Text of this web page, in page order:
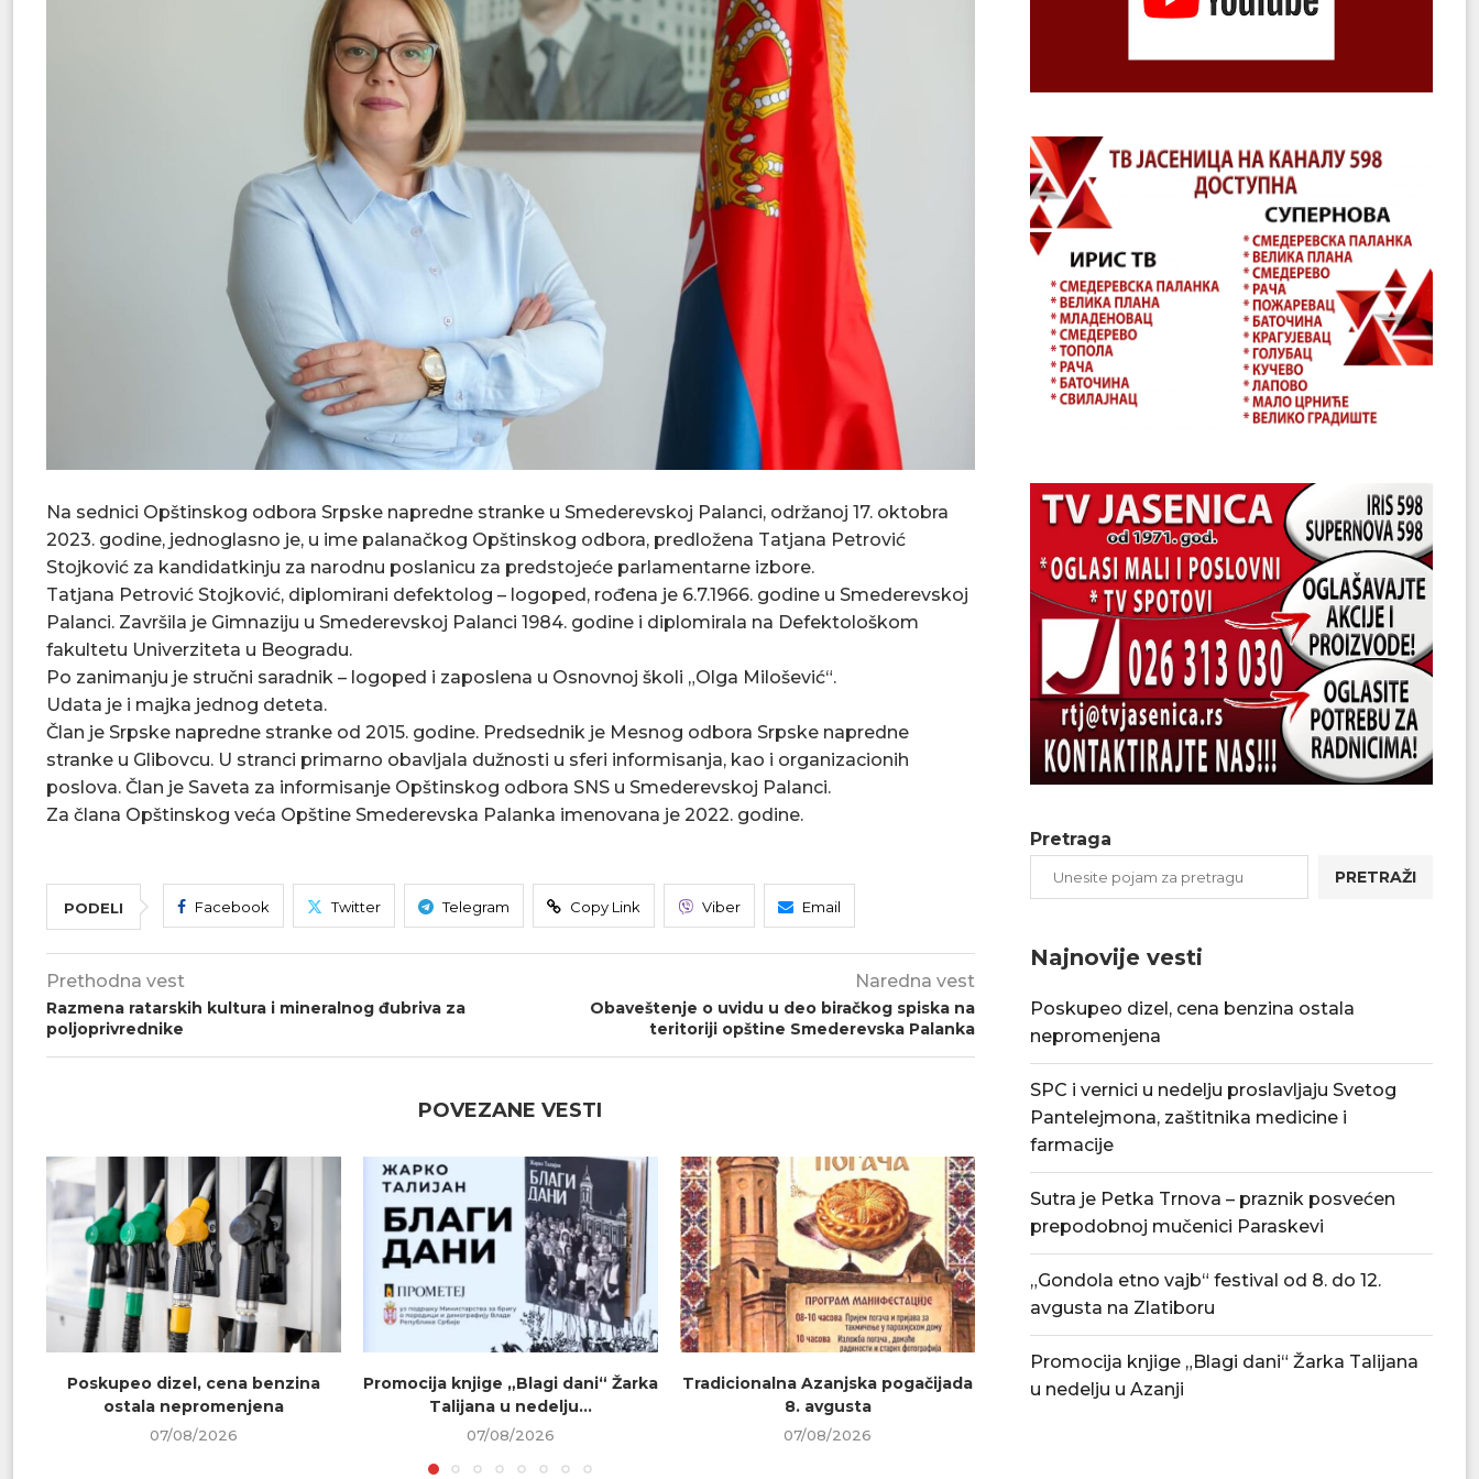
Na sednici Opštinskog odbora Srpske napredne stranke u Smederevskoj Palanci, održanoj 17. oktobra
2023. godine, jednoglasno je, u ime palanačkog Opštinskog odbora, predložena Tatjana Petrović
Stojković za kandidatkinju za narodnu poslanicu za predstojeće parlamentarne izbore.
Tatjana Petrović Stojković, diplomirani defektolog – logoped, rođena je 6.7.1966. godine u Smederevskoj
Palanci. Završila je Gimnaziju u Smederevskoj Palanci 1984. godine i diplomirala na Defektološkom
fakultetu Univerziteta u Beogradu.
Po zanimanju je stručni saradnik – logoped i zaposlena u Osnovnoj školi „Olga Milošević“.
Udata je i majka jednog deteta.
Član je Srpske napredne stranke od 2015. godine. Predsednik je Mesnog odbora Srpske napredne
stranke u Glibovcu. U stranci primarno obavljala dužnosti u sferi informisanja, kao i organizacionih
poslova. Član je Saveta za informisanje Opštinskog odbora SNS u Smederevskoj Palanci.
Za člana Opštinskog veća Opštine Smederevska Palanka imenovana je 2022. godine.
PODELI Facebook Twitter Telegram Copy Link Viber Email
Prethodna vest
Razmena ratarskih kultura i mineralnog đubriva za
poljoprivrednike
Naredna vest
Obaveštenje o uvidu u deo biračkog spiska na
teritoriji opštine Smederevska Palanka
POVEZANE VESTI
Poskupeo dizel, cena benzina
ostala nepromenjena
07/08/2026
Promocija knjige „Blagi dani“ Žarka
Talijana u nedelju...
07/08/2026
Tradicionalna Azanjska pogačijada
8. avgusta
07/08/2026
Nenad Jezdić u predstavi „Knjiga o
Pretraga
PRETRAŽI
Najnovije vesti
Poskupeo dizel, cena benzina ostala
nepromenjena
SPC i vernici u nedelju proslavljaju Svetog
Pantelejmona, zaštitnika medicine i
farmacije
Sutra je Petka Trnova – praznik posvećen
prepodobnoj mučenici Paraskevi
„Gondola etno vajb“ festival od 8. do 12.
avgusta na Zlatiboru
Promocija knjige „Blagi dani“ Žarka Talijana
u nedelju u Azanji